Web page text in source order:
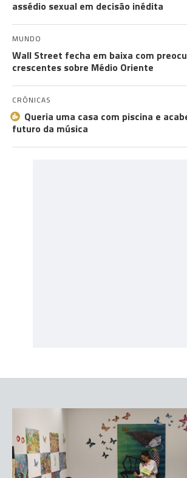
assédio sexual em decisão inédita
MUNDO
Wall Street fecha em baixa com
crescentes sobre Médio Oriente
CRÓNICAS
Queria uma casa com piscina e
futuro da música